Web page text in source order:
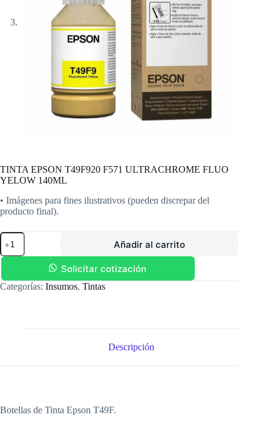
TINTA EPSON T49F920 F571 ULTRACHROME FLUO
YELOW 140ML
• Imágenes para fines ilustrativos (pueden discrepar del
producto final).
TINTA
EPSON
T49F920
ULTRACHROME
FLUO
Añadir al carrito
Solicitar cotización
Categorías: Insumos, Tintas
Descripción
Botellas de Tinta Epson T49F.